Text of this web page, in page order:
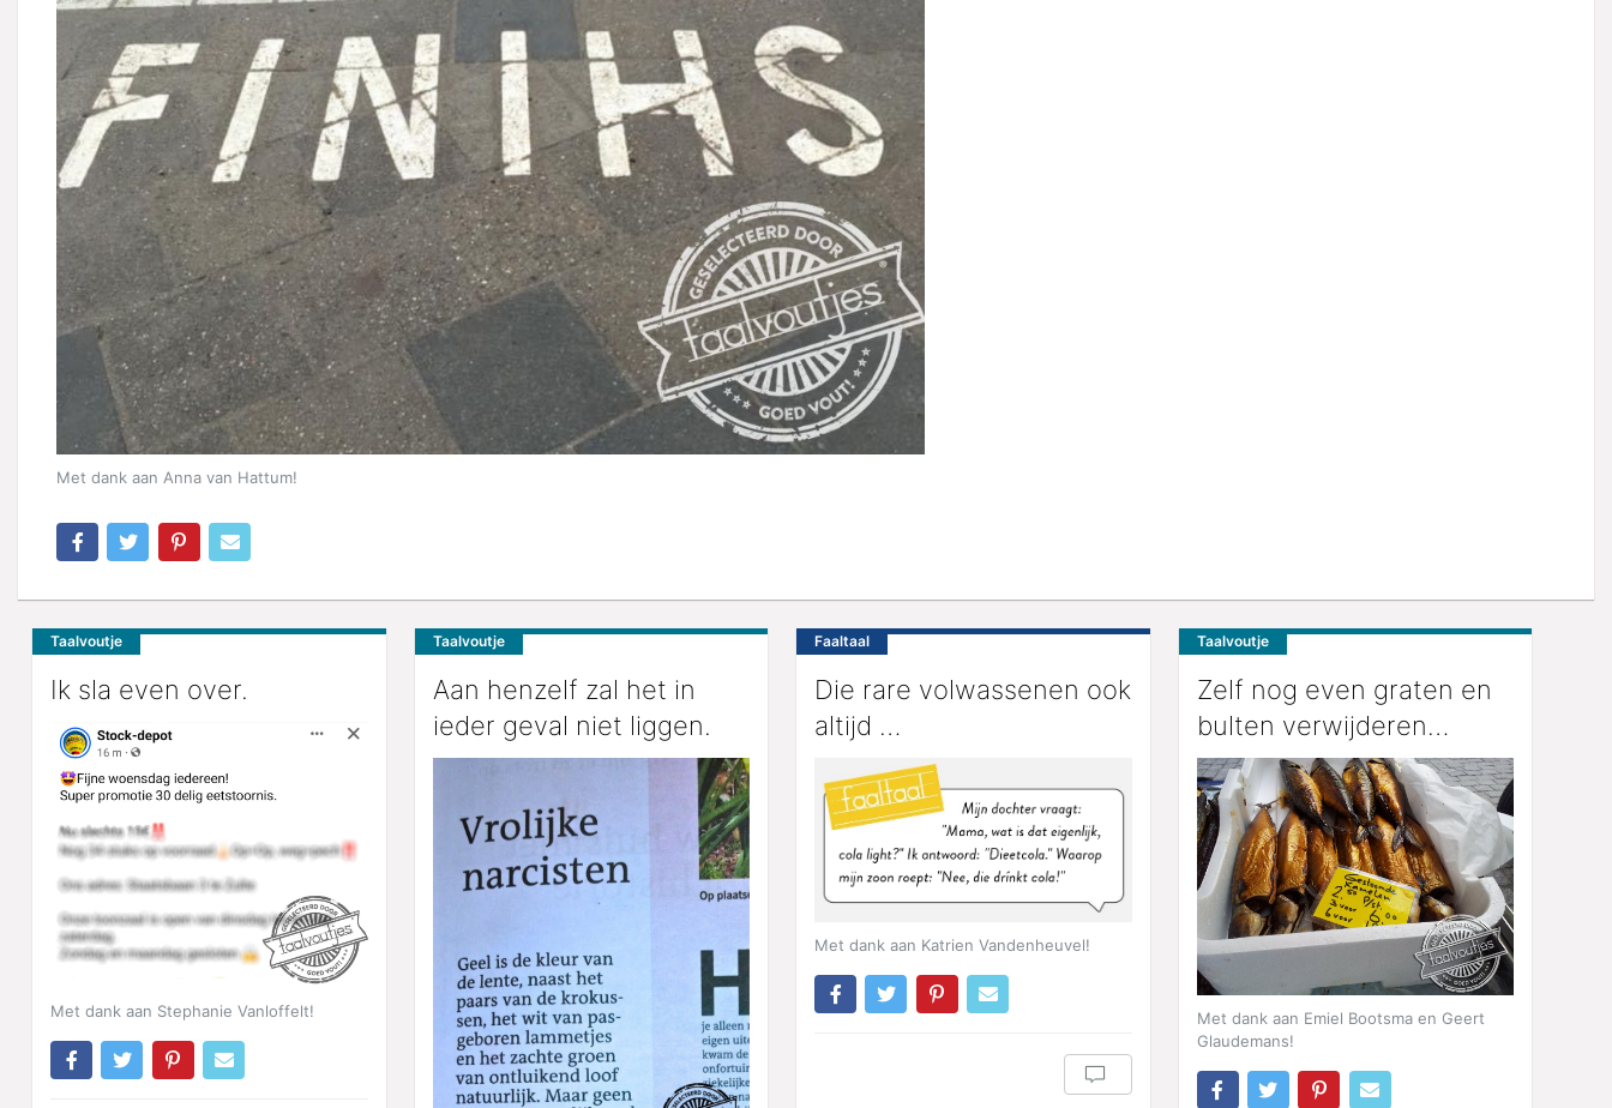
Met dank aan Anna van Hattum!
Taalvoutje
Ik sla even over.
Met dank aan Stephanie Vanloffelt!
Taalvoutje
Aan henzelf zal het in
ieder geval niet liggen.
Faaltaal
Die rare volwassenen ook
altijd …
Met dank aan Katrien Vandenheuvel!
Taalvoutje
Zelf nog even graten en
bulten verwijderen…
Met dank aan Emiel Bootsma en Geert
Glaudemans!